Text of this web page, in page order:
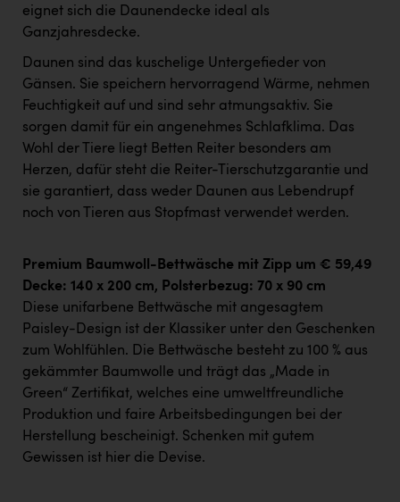
eignet sich die Daunendecke ideal als
Ganzjahresdecke.
Daunen sind das kuschelige Untergefieder von
Gänsen. Sie speichern hervorragend Wärme, nehmen
Feuchtigkeit auf und sind sehr atmungsaktiv. Sie
sorgen damit für ein angenehmes Schlafklima. Das
Wohl der Tiere liegt Betten Reiter besonders am
Herzen, dafür steht die Reiter-Tierschutzgarantie und
sie garantiert, dass weder Daunen aus Lebendrupf
noch von Tieren aus Stopfmast verwendet werden.
Premium Baumwoll-Bettwäsche mit Zipp um € 59,49
Decke: 140 x 200 cm, Polsterbezug: 70 x 90 cm
Diese unifarbene Bettwäsche mit angesagtem
Paisley-Design ist der Klassiker unter den Geschenken
zum Wohlfühlen. Die Bettwäsche besteht zu 100 % aus
gekämmter Baumwolle und trägt das „Made in
Green“ Zertifikat, welches eine umweltfreundliche
Produktion und faire Arbeitsbedingungen bei der
Herstellung bescheinigt. Schenken mit gutem
Gewissen ist hier die Devise.